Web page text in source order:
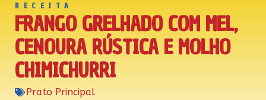
RECEITA
FRANGO GRELHADO COM MEL,
CENOURA RÚSTICA E MOLHO
CHIMICHURRI
Prato Principal